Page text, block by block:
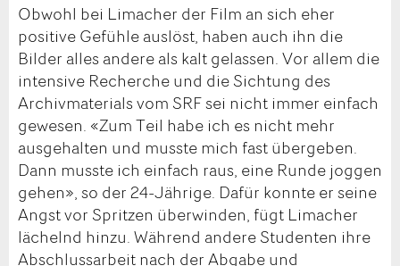
Obwohl bei Limacher der Film an sich eher
positive Gefühle auslöst, haben auch ihn die
Bilder alles andere als kalt gelassen. Vor allem die
intensive Recherche und die Sichtung des
Archivmaterials vom SRF sei nicht immer einfach
gewesen. «Zum Teil habe ich es nicht mehr
ausgehalten und musste mich fast übergeben.
Dann musste ich einfach raus, eine Runde joggen
gehen», so der 24-Jährige. Dafür konnte er seine
Angst vor Spritzen überwinden, fügt Limacher
lächelnd hinzu. Während andere Studenten ihre
Abschlussarbeit nach der Abgabe und